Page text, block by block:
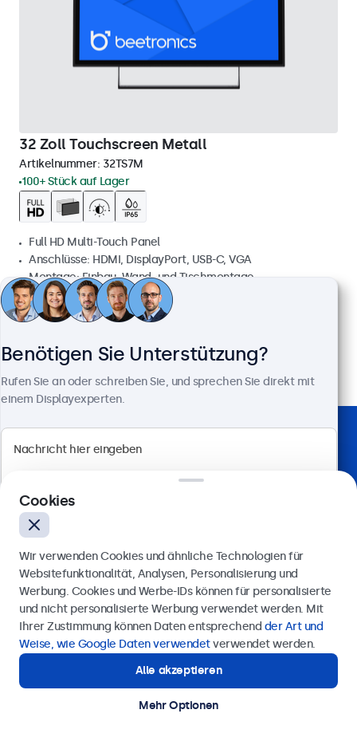
32 Zoll Touchscreen Metall
Artikelnummer: 32TS7M
100+ Stück auf Lager
Full HD Multi-Touch Panel
Anschlüsse: HDMI, DisplayPort, USB-C, VGA
Montage: Einbau, Wand- und Tischmontage
Außenmaße: 745 x 440 x 46 mm
699,00 €
In den Warenkorb
Unterstützung benötigt?
Sprechen Sie mit unseren
Benötigen Sie Unterstützung?
Rufen Sie an oder schreiben Sie, und sprechen Sie direkt mit
einem Displayexperten.
Anfrage senden
Rufen Sie uns an unter0211 38 78 95 62
Benötigen Sie Unterstützung?
Kontaktieren Sie uns!
Cookies
Wir verwenden Cookies und ähnliche Technologien für
Websitefunktionalität, Analysen, Personalisierung und
Werbung. Cookies und Werbe-IDs können für personalisierte
und nicht personalisierte Werbung verwendet werden. Mit
Ihrer Zustimmung können Daten entsprechend der Art und
Weise, wie Google Daten verwendetverwendet werden.
Alle akzeptieren
Mehr Optionen